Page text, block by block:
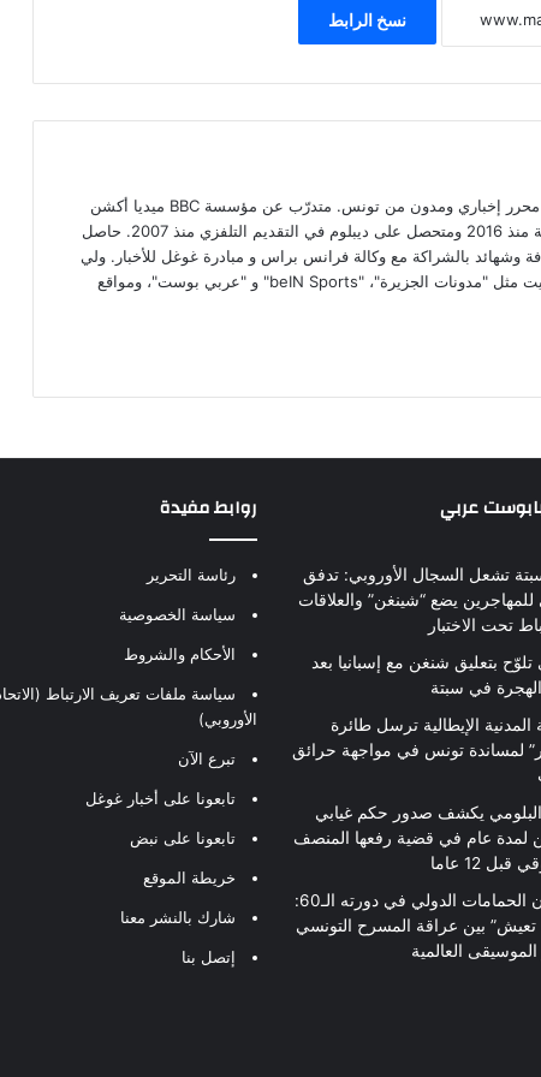
نسخ الرابط
محمد علي بن عمار صحفي مستقل، محرر إخباري ومدون من تونس. متدرّب عن مؤسسة BBC ميديا أكشن
البريطانية الإعلامية في مجال الصحافة منذ 2016 ومتحصل على ديبلوم في التقديم التلفزي منذ 2007. حاصل
وشهائد بالشراكة مع وكالة فرانس براس و مبادرة غوغل للأخبار. ولي
رصيد من الكتابات عبر مواقع ذات صيت مثل "مدونات الجزيرة"، "beIN Sports" و "عربي بوست"، ومواقع
عربي
تشعل السجال الأوروبي: تدفق
يضع “شينغن” والعلاقات
تحت الاختبار
تلوّح بتعليق شنغن مع إسبانيا بعد
في سبتة
المدنية الإيطالية ترسل طائرة
لمساندة تونس في مواجهة حرائق
يكشف صدور حكم غيابي
لمدة عام في قضية رفعها المنصف
12 عاما
مهرجان الحمامات الدولي في دورته الـ60:
تعيش” بين عراقة المسرح التونسي
العالمية
روابط مفيدة
رئاسة التحرير
سياسة الخصوصية
الأحكام والشروط
سياسة ملفات تعريف الارتباط
الأوروبي)
تبرع الآن
تابعونا على أخبار غوغل
تابعونا على نبض
خريطة الموقع
شارك بالنشر معنا
إتصل بنا